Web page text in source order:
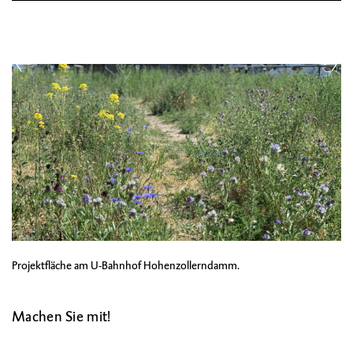
Projektfläche am U-Bahnhof Hohenzollerndamm.
Machen Sie mit!